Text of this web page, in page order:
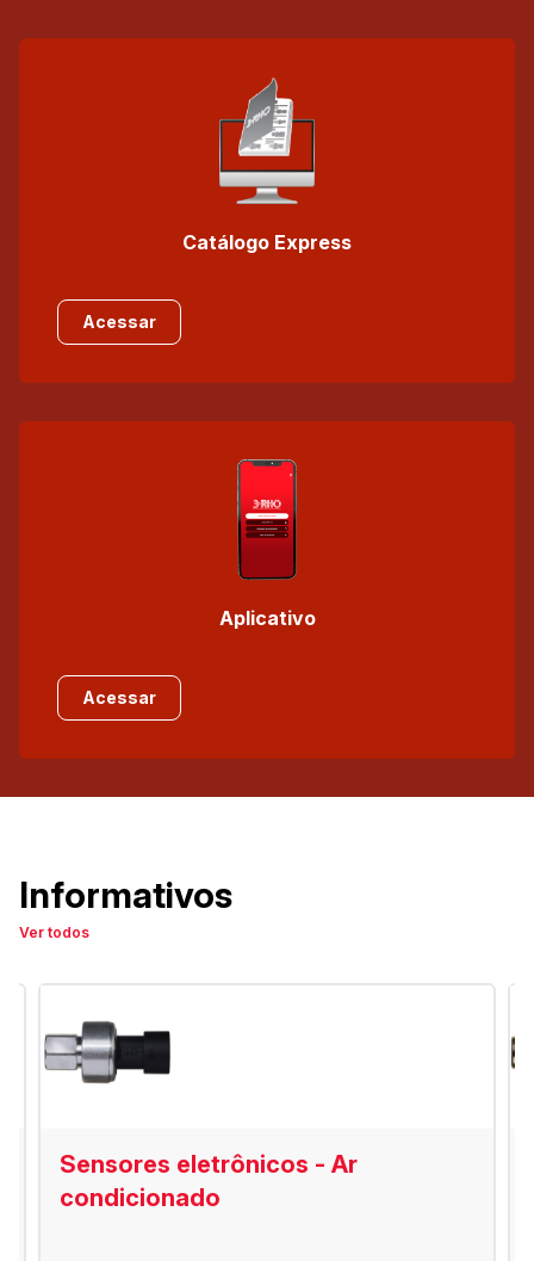
Catálogo Express
Acessar
Aplicativo
Acessar
Informativos
Ver todos
Sensores eletrônicos - Ar
condicionado